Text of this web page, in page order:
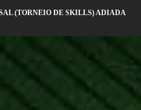
(TORNEIO DE SKILLS) ADIADA